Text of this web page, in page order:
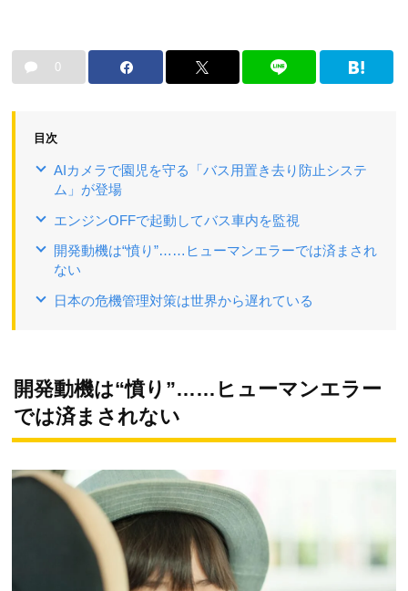
0
目次
AIカメラで園児を守る「バス用置き去り防止システ
ム」が登場
エンジンOFFで起動してバス車内を監視
開発動機は“憤り”……ヒューマンエラーでは済まされ
ない
日本の危機管理対策は世界から遅れている
開発動機は“憤り”……ヒューマンエラー
では済まされない